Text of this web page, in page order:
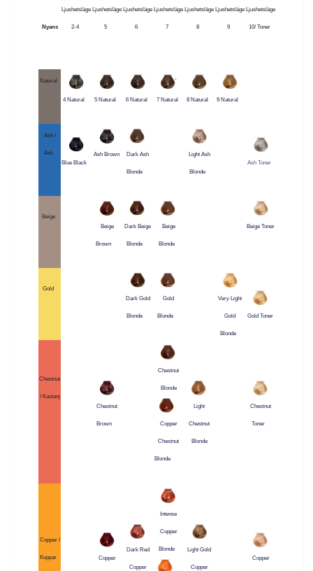
Nyans
Ljushetsläge
2-4
Ljushetsläge
5
Ljushetsläge
6
Ljushetsläge
7
Ljushetsläge
8
Ljushetsläge
9
Ljushetsläge
10/ Toner
Natural
4 Natural 5 Natural 6 Natural
'
7 Natural 8 Natural 9 Natural
Ash /
Ask
Blue Black
Ash Brown Dark Ash
Blonde
Light Ash
Blonde
Ash Toner
Beige
Beige
Brown
Dark Beige
Blonde
Beige
Blonde
Beige Toner
Gold
Dark Gold
Blonde
Gold
Blonde
Very Light
Gold
Blonde
Gold Toner
Chestnut
/ Kastanj
Chestnut
Brown
Chestnut
Blonde
Copper
Chestnut
Blonde
Light
Chestnut
Blonde
Chestnut
Toner
Copper /
Koppar Copper
Dark Red
Copper
Intense
Copper
Blonde Light Gold
Copper
Copper